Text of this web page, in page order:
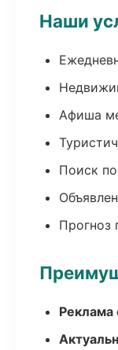
Наши
Афиша
Поиск
Прогноз
Реклама